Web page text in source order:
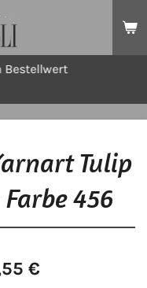
Bestellwert
Tulip
456
€